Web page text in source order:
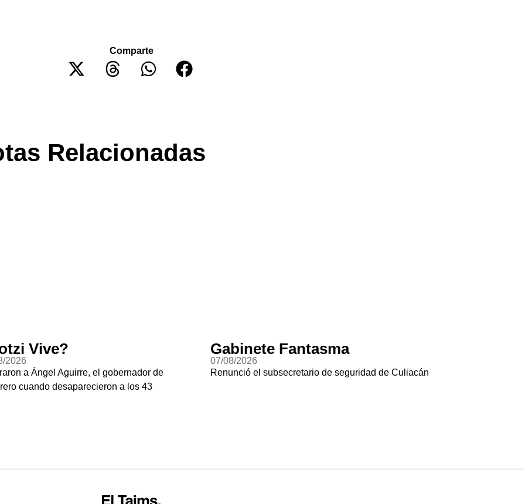
Comparte
Relacionadas
Vive?
2026
a Ángel Aguirre, el gobernador de
cuando desaparecieron a los 43
Gabinete Fantasma
07/08/2026
Renunció el subsecretario de seguridad de Culiacán